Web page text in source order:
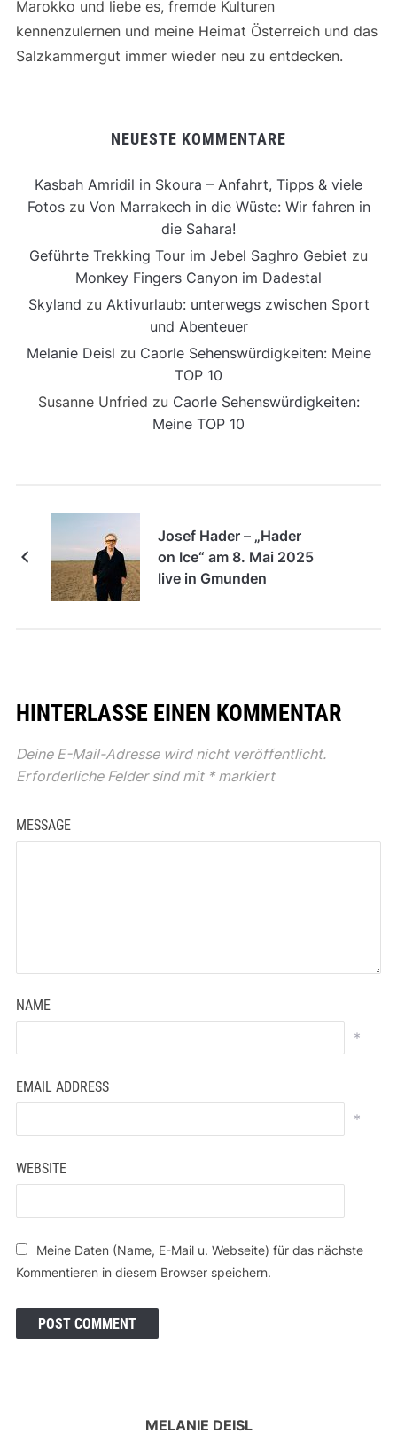
Marokko und liebe es, fremde Kulturen
kennenzulernen und meine Heimat Österreich und das
Salzkammergut immer wieder neu zu entdecken.
NEUESTE KOMMENTARE
Kasbah Amridil in Skoura – Anfahrt, Tipps & viele
Fotoszu Von Marrakech in die Wüste: Wir fahren in
die Sahara!
Geführte Trekking Tour im Jebel Saghro Gebiet zu
Monkey Fingers Canyon im Dadestal
Skyland zu Aktivurlaub: unterwegs zwischen Sport
und Abenteuer
Melanie Deisl zu Caorle Sehenswürdigkeiten: Meine
TOP 10
Susanne Unfried zu Caorle Sehenswürdigkeiten:
Meine TOP 10
Josef Hader – „Hader
on Ice“ am 8. Mai 2025
live in Gmunden
HINTERLASSE EINEN KOMMENTAR
Deine E-Mail-Adresse wird nicht veröffentlicht.
Erforderliche Felder sind mit *markiert
MESSAGE
NAME
*
EMAIL ADDRESS
*
WEBSITE
Meine Daten (Name, E-Mail u. Webseite) für das nächste
Kommentieren in diesem Browser speichern.
MELANIE DEISL